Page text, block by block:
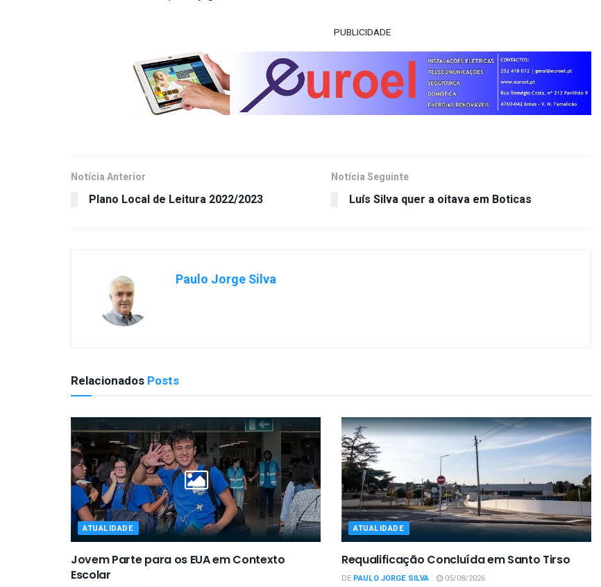
PUBLICIDADE
Notícia Anterior
Plano Local de Leitura 2022/2023
Notícia Seguinte
Luís Silva quer a oitava em Boticas
Paulo Jorge Silva
Relacionados Posts
ATUALIDADE
Jovem Parte para os EUA em Contexto
Escolar
ATUALIDADE
Requalificação Concluída em Santo Tirso
DE PAULO JORGE SILVA 05/08/2026